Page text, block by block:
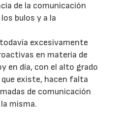
de la comunicación
bulos y a la
excesivamente
en materia de
en día, con el alto grado
existe, hacen falta
de comunicación
misma.